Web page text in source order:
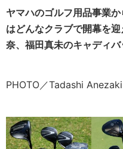
ヤマハのゴルフ用品事業
はどんなクラブで開幕を
奈、福田真未のキャディバ
PHOTO／Tadashi Anezaki